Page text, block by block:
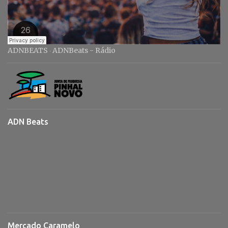
ADNBEATS · ADNBeats - Rádio
ADN Beats
Mercado Caramelo